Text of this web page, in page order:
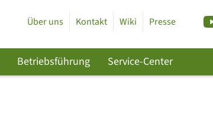
Über uns Kontakt Wiki Presse
Betriebsführung
Service-Center